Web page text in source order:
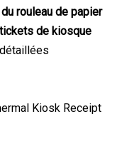
rouleau de papier
de kiosque